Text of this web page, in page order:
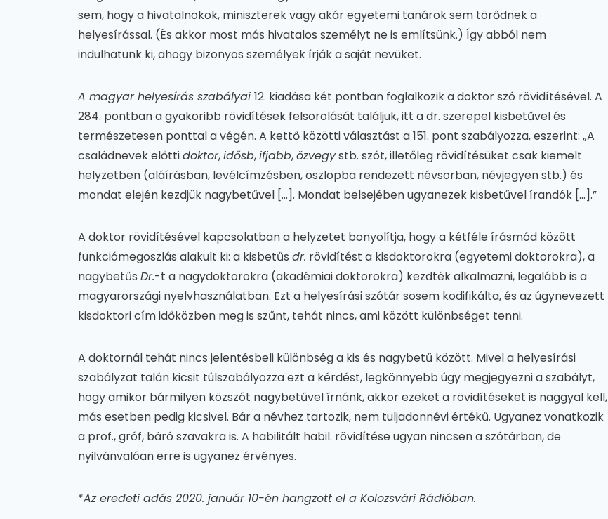
sem, hogy a hivatalnokok, miniszterek vagy akár egyetemi tanárok sem törődnek a
helyesírással. (És akkor most más hivatalos személyt ne is említsünk.) Így abból nem
indulhatunk ki, ahogy bizonyos személyek írják a saját nevüket.
A magyar helyesírás szabályai 12. kiadása két pontban foglalkozik a doktor szó rövidítésével. A
284. pontban a gyakoribb rövidítések felsorolását találjuk, itt a dr. szerepel kisbetűvel és
természetesen ponttal a végén. A kettő közötti választást a 151. pont szabályozza, eszerint: „A
családnevek előttidoktor,idősb,ifjabb,özvegystb. szót, illetőleg rövidítésüket csak kiemelt
helyzetben (aláírásban, levélcímzésben, oszlopba rendezett névsorban, névjegyen stb.) és
mondat elején kezdjük nagybetűvel […]. Mondat belsejében ugyanezek kisbetűvel írandók […].”
A doktor rövidítésével kapcsolatban a helyzetet bonyolítja, hogy a kétféle írásmód között
funkciómegoszlás alakult ki: a kisbetűs dr. rövidítést a kisdoktorokra (egyetemi doktorokra), a
nagybetűs Dr.-t a nagydoktorokra (akadémiai doktorokra) kezdték alkalmazni, legalább is a
magyarországi nyelvhasználatban. Ezt a helyesírási szótár sosem kodifikálta, és az úgynevezett
kisdoktori cím időközben meg is szűnt, tehát nincs, ami között különbséget tenni.
A doktornál tehát nincs jelentésbeli különbség a kis és nagybetű között. Mivel a helyesírási
szabályzat talán kicsit túlszabályozza ezt a kérdést, legkönnyebb úgy megjegyezni a szabályt,
hogy amikor bármilyen közszót nagybetűvel írnánk, akkor ezeket a rövidítéseket is naggyal kell,
más esetben pedig kicsivel. Bár a névhez tartozik, nem tuljadonnévi értékű. Ugyanez vonatkozik
a prof., gróf, báró szavakra is. A habilitált habil. rövidítése ugyan nincsen a szótárban, de
nyilvánvalóan erre is ugyanez érvényes.
*Az eredeti adás 2020. január 10-én hangzott el a Kolozsvári Rádióban.